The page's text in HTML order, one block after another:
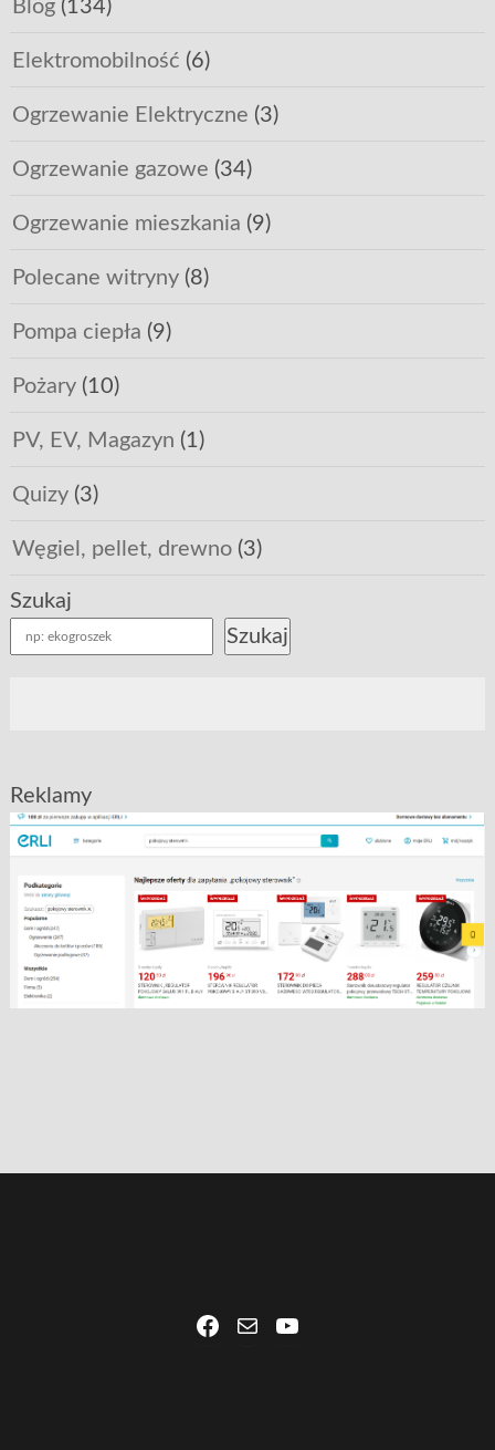
Blog(134)
Elektromobilność (6)
Ogrzewanie Elektryczne (3)
Ogrzewanie gazowe (34)
Ogrzewanie mieszkania (9)
Polecane witryny(8)
Pompa ciepła (9)
Pożary(10)
PV, EV, Magazyn (1)
Quizy(3)
Węgiel, pellet, drewno(3)
Szukaj
Szukaj
Reklamy
Facebook
Mail